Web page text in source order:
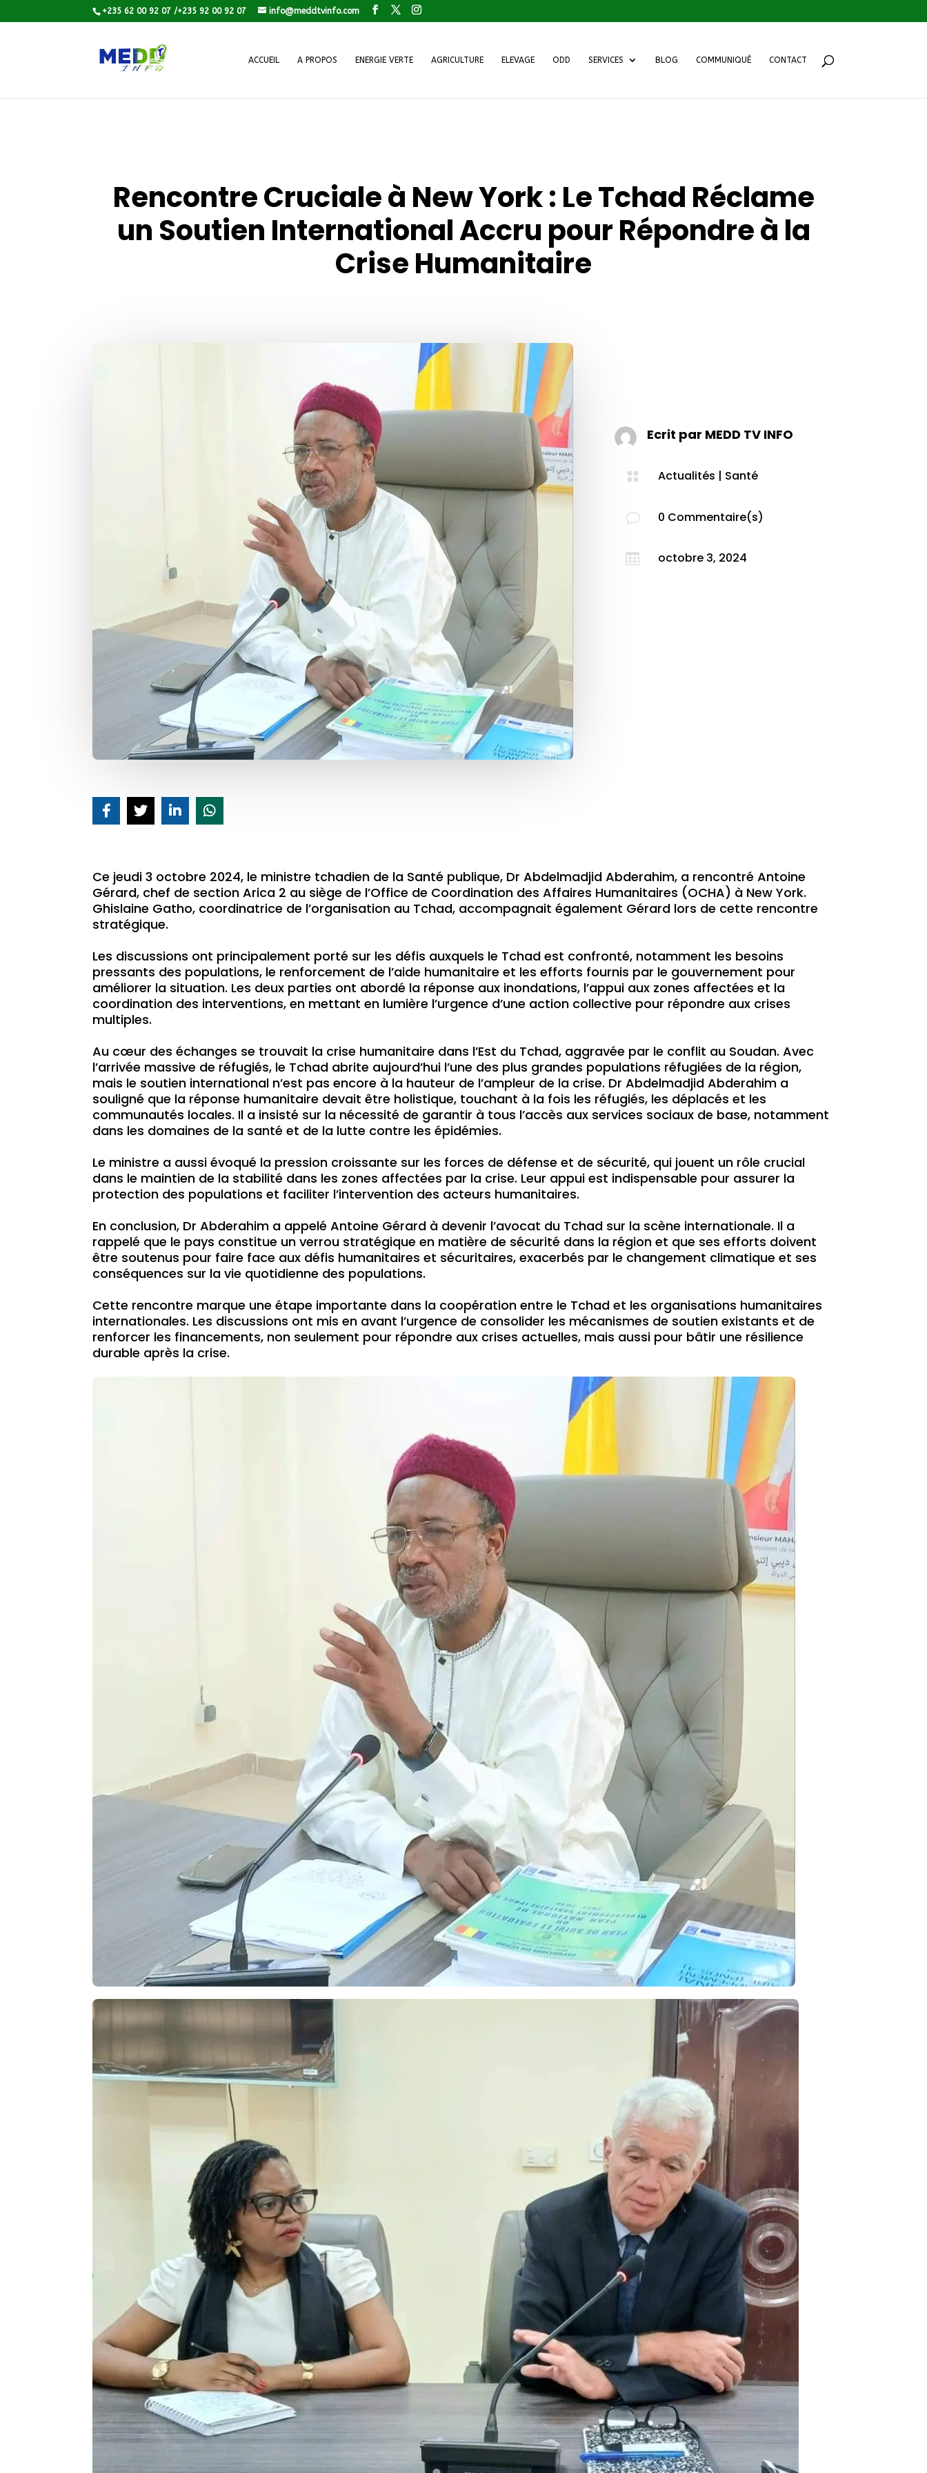
+235 62 00 92 07 /+235 92 00 92 07 info@meddtvinfo.com
ACCUEIL A PROPOS ENERGIE VERTE AGRICULTURE ELEVAGE ODD SERVICES BLOG COMMUNIQUÉ CONTACT
Rencontre Cruciale à New York : Le Tchad Réclame
un Soutien International Accru pour Répondre à la
Crise Humanitaire
Ecrit par MEDD TV INFO
 Actualités | Santé
v 0 Commentaire(s)
 octobre 3, 2024
Ce jeudi 3 octobre 2024, le ministre tchadien de la Santé publique, Dr Abdelmadjid Abderahim, a rencontré Antoine
Gérard, chef de section Arica 2 au siège de l’Office de Coordination des Affaires Humanitaires (OCHA) à New York.
Ghislaine Gatho, coordinatrice de l’organisation au Tchad, accompagnait également Gérard lors de cette rencontre
stratégique.
Les discussions ont principalement porté sur les défis auxquels le Tchad est confronté, notamment les besoins
pressants des populations, le renforcement de l’aide humanitaire et les efforts fournis par le gouvernement pour
améliorer la situation. Les deux parties ont abordé la réponse aux inondations, l’appui aux zones affectées et la
coordination des interventions, en mettant en lumière l’urgence d’une action collective pour répondre aux crises
multiples.
Au cœur des échanges se trouvait la crise humanitaire dans l’Est du Tchad, aggravée par le conflit au Soudan. Avec
l’arrivée massive de réfugiés, le Tchad abrite aujourd’hui l’une des plus grandes populations réfugiées de la région,
mais le soutien international n’est pas encore à la hauteur de l’ampleur de la crise. Dr Abdelmadjid Abderahim a
souligné que la réponse humanitaire devait être holistique, touchant à la fois les réfugiés, les déplacés et les
communautés locales. Il a insisté sur la nécessité de garantir à tous l’accès aux services sociaux de base, notamment
dans les domaines de la santé et de la lutte contre les épidémies.
Le ministre a aussi évoqué la pression croissante sur les forces de défense et de sécurité, qui jouent un rôle crucial
dans le maintien de la stabilité dans les zones affectées par la crise. Leur appui est indispensable pour assurer la
protection des populations et faciliter l’intervention des acteurs humanitaires.
En conclusion, Dr Abderahim a appelé Antoine Gérard à devenir l’avocat du Tchad sur la scène internationale. Il a
rappelé que le pays constitue un verrou stratégique en matière de sécurité dans la région et que ses efforts doivent
être soutenus pour faire face aux défis humanitaires et sécuritaires, exacerbés par le changement climatique et ses
conséquences sur la vie quotidienne des populations.
Cette rencontre marque une étape importante dans la coopération entre le Tchad et les organisations humanitaires
internationales. Les discussions ont mis en avant l’urgence de consolider les mécanismes de soutien existants et de
renforcer les financements, non seulement pour répondre aux crises actuelles, mais aussi pour bâtir une résilience
durable après la crise.